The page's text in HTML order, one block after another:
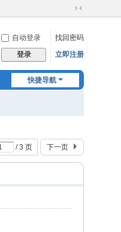
切
到
窄
自动登录
找回密码
登录 立即注册
快捷导航
/ 3 页 下一页